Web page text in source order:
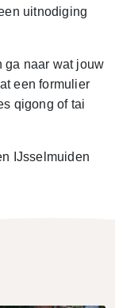
uitnodiging
ga naar wat jouw
een formulier
qigong of tai
IJsselmuiden